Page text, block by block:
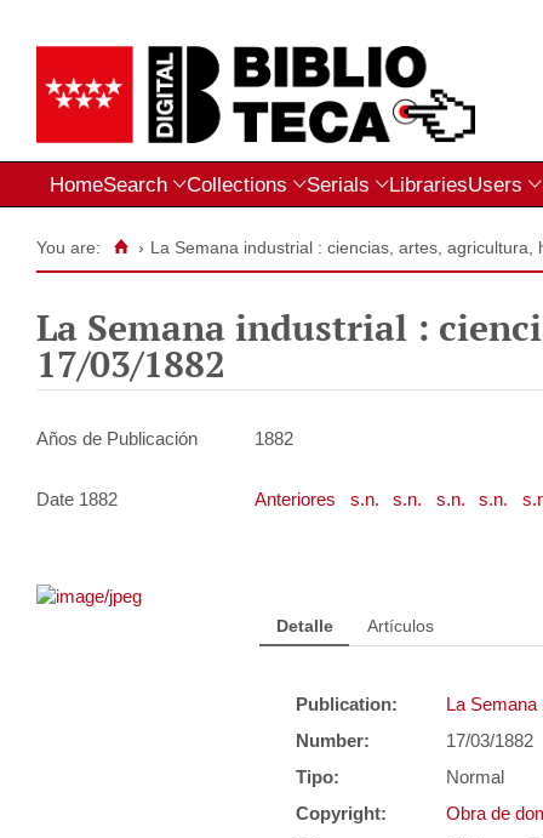
HomeSearch Collections Serials LibrariesUsers
You are: › La Semana industrial : ciencias, artes,
La Semana industrial :
17/03/1882
Años de Publicación 1882
Date 1882 Anteriores s.n. s.n. s.n. s.n.
Detalle Artículos
Publication:
La
Number:
17/03/1882
Tipo:
Normal
Copyright:
Obra de